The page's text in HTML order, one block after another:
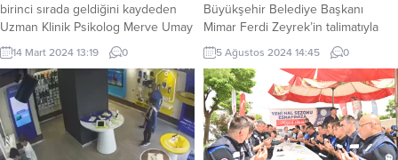
birinci sırada geldiğini kaydeden
Uzman Klinik Psikolog Merve Umay
Candaş Demir, her güne bambaşka
maceralarla uyanıldığını, bu
durumdan özellikle kadınlar ve
çalışma hayatına dahil olan son
jenerasyon Z kuşağının fazlaca
etkilendiğini söyledi. İSTANBUL
(İGFA) – Pandemi sonrası toplumun
14 Mart 2024 13:19 0
Büyükşehir Belediye Başkanı
Mimar Ferdi Zeyrek’in talimatıyla
Uncubozköy deposunun bağlantı
noktasındaki 32 yıllık vanalar
yenileriyle değiştirildi. Çalışma
kapsamında Yunusemre ilçesinin 15
mahallesine içme suyu ulaştıran
Uncubozköy Deposunun bağlantı
noktasındaki ana hat üzerinde
5 Ağustos 2024 14:45 0